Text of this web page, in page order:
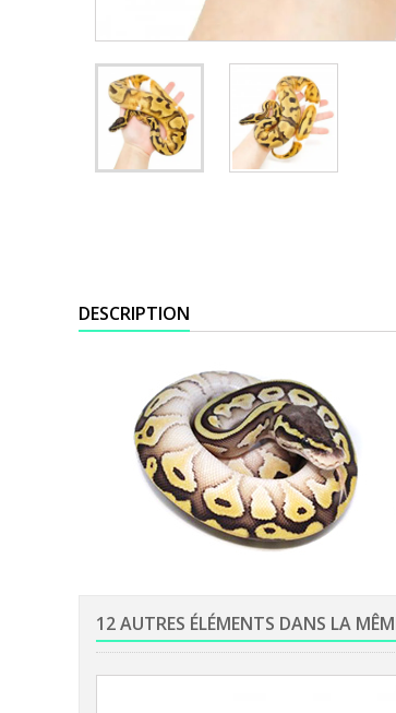
DESCRIPTION
12 AUTRES ÉLÉMENTS DANS LA